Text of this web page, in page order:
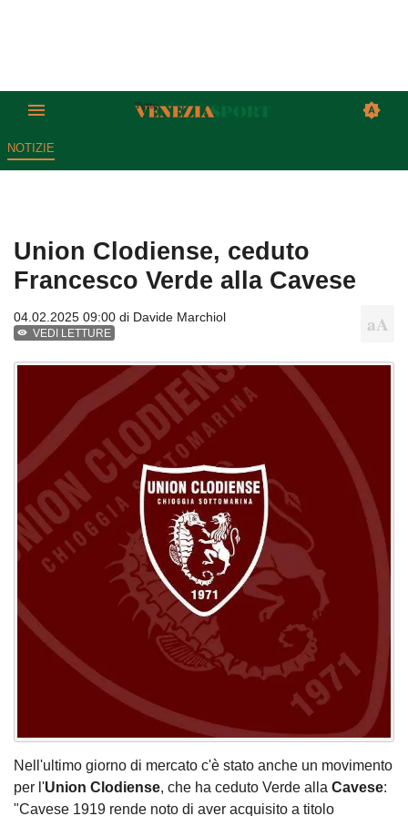
NOTIZIE
Union Clodiense, ceduto
Francesco Verde alla Cavese
04.02.2025 09:00 di Davide Marchiol
VEDI LETTURE
Nell'ultimo giorno di mercato c'è stato anche un movimento
per l'Union Clodiense, che ha ceduto Verde alla Cavese:
"Cavese 1919 rende noto di aver acquisito a titolo